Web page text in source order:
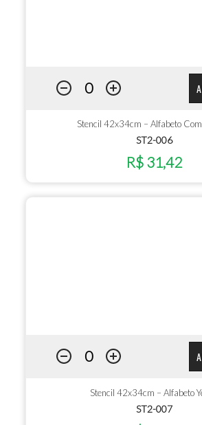
Stencil 42x34cm – Alfabeto
ST2-006
R$ 31,42
Stencil 42x34cm – Alfabeto
ST2-007